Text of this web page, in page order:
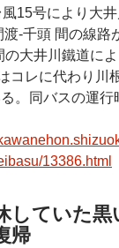
15号により大
-千頭 間の線路
の大井川鐵道に
コレに代わり川
。
同バスの運
13386.html
していた黒
帰